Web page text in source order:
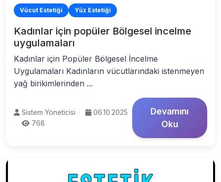
Vücut Estetiği Yüz Estetiği
Kadınlar için popüler Bölgesel incelme
uygulamaları
Kadınlar için Popüler Bölgesel İncelme
Uygulamaları Kadınların vücutlarındaki istenmeyen
yağ birikimlerinden ...
Sistem Yöneticisi
06.10.2025
768
Devamını
Oku